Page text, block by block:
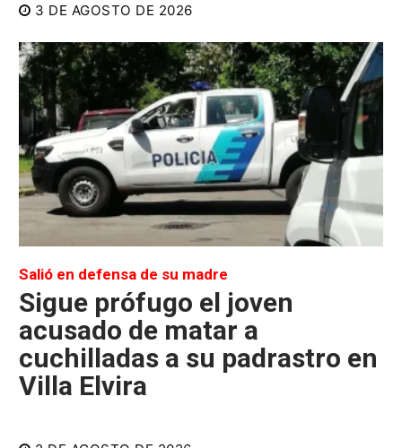
3 DE AGOSTO DE 2026
Salió en defensa de su madre
Sigue prófugo el joven
acusado de matar a
cuchilladas a su padrastro en
Villa Elvira